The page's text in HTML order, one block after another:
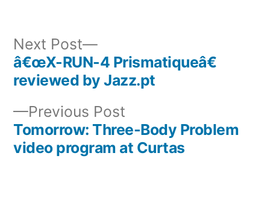
Post
navigation
Previous Post
post:
Tomorrow: Three-Body Problem
video program at Curtas
Next Post
Next
post:
â€œX-RUN-4 Prismatiqueâ€
reviewed by Jazz.pt